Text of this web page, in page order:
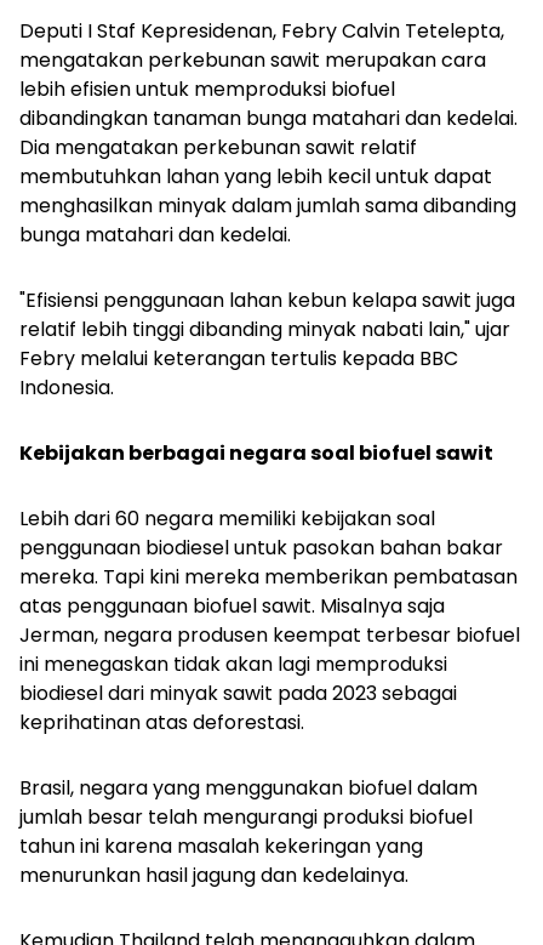
Deputi I Staf Kepresidenan, Febry Calvin Tetelepta,
mengatakan perkebunan sawit merupakan cara
lebih efisien untuk memproduksi biofuel
dibandingkan tanaman bunga matahari dan kedelai.
Dia mengatakan perkebunan sawit relatif
membutuhkan lahan yang lebih kecil untuk dapat
menghasilkan minyak dalam jumlah sama dibanding
bunga matahari dan kedelai.
"Efisiensi penggunaan lahan kebun kelapa sawit juga
relatif lebih tinggi dibanding minyak nabati lain," ujar
Febry melalui keterangan tertulis kepada BBC
Indonesia.
Kebijakan berbagai negara soal biofuel sawit
Lebih dari 60 negara memiliki kebijakan soal
penggunaan biodiesel untuk pasokan bahan bakar
mereka. Tapi kini mereka memberikan pembatasan
atas penggunaan biofuel sawit. Misalnya saja
Jerman, negara produsen keempat terbesar biofuel
ini menegaskan tidak akan lagi memproduksi
biodiesel dari minyak sawit pada 2023 sebagai
keprihatinan atas deforestasi.
Brasil, negara yang menggunakan biofuel dalam
jumlah besar telah mengurangi produksi biofuel
tahun ini karena masalah kekeringan yang
menurunkan hasil jagung dan kedelainya.